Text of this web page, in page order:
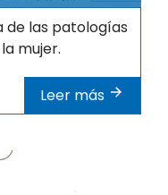
de las patologías
mujer.
Leer más